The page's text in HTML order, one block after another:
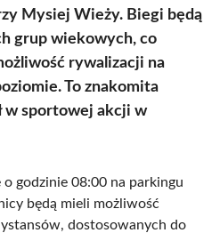
Mysiej Wieży. Biegi będą
grup wiekowych, co
rywalizacji na
To znakomita
w sportowej akcji w
godzinie 08:00 na parkingu
będą mieli możliwość
dostosowanych do